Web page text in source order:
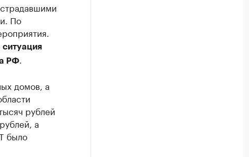
По
ситуация
РФ.
домов, а
рублей
а
было